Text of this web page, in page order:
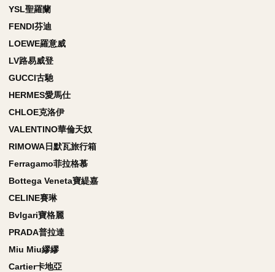
YSL聖羅蘭
FENDI芬迪
LOEWE羅意威
LV路易威登
GUCCI古馳
HERMES愛馬仕
CHLOE克洛伊
VALENTINO華倫天奴
RIMOWA日默瓦旅行箱
Ferragamo菲拉格慕
Bottega Veneta寶緹嘉
CELINE賽琳
Bvlgari寶格麗
PRADA普拉達
Miu Miu繆繆
Cartier卡地亞